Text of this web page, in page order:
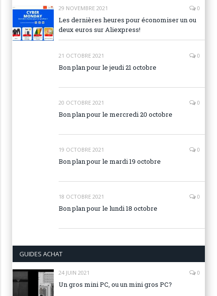
29 NOVEMBRE 2021 0
Les dernières heures pour économiser un ou
deux euros sur Aliexpress!
21 OCTOBRE 2021 0
Bon plan pour le jeudi 21 octobre
20 OCTOBRE 2021 0
Bon plan pour le mercredi 20 octobre
19 OCTOBRE 2021 0
Bon plan pour le mardi 19 octobre
18 OCTOBRE 2021 0
Bon plan pour le lundi 18 octobre
GUIDES ACHAT
24 JUIN 2021 0
Un gros mini PC, ou un mini gros PC?